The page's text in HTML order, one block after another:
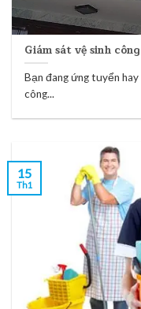
Giám sát vệ sinh
Bạn đang ứng tuyển
công...
15
Th1